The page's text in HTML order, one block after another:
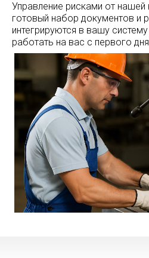
Управление рисками от нашей
готовый набор документов и
интегрируются в вашу
работать на вас с первого